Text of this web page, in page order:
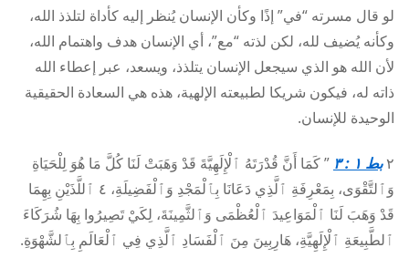
لو قال مسرته “في” إذًا وكأن الإنسان يُنظر إليه كأداة لتلذذ الله،
وكأنه يُضيف لله، لكن لذته “مع”، أي الإنسان هدف واهتمام الله،
لأن الله هو الذي سيجعل الإنسان يتلذذ، ويسعد، عبر إعطاء الله
ذاته له، فيكون شريكا لطبيعته الإلهية، هذه هي السعادة الحقيقية
الوحيدة للإنسان.
٢ بط ١ : ٣
” كَمَا أَنَّ قُدْرَتَهُ ٱلْإِلَهِيَّةَ قَدْ وَهَبَتْ لَنَا كُلَّ مَا هُوَ لِلْحَيَاةِ
وَٱلتَّقْوَى، بِمَعْرِفَةِ ٱلَّذِي دَعَانَا بِٱلْمَجْدِ وَٱلْفَضِيلَةِ، ٤ ٱللَّذَيْنِ بِهِمَا
قَدْ وَهَبَ لَنَا ٱلْمَوَاعِيدَ ٱلْعُظْمَى وَٱلثَّمِينَةَ، لِكَيْ تَصِيرُوا بِهَا شُرَكَاءَ
ٱلطَّبِيعَةِ ٱلْإِلَهِيَّةِ، هَارِبِينَ مِنَ ٱلْفَسَادِ ٱلَّذِي فِي ٱلْعَالَمِ بِٱلشَّهْوَةِ.